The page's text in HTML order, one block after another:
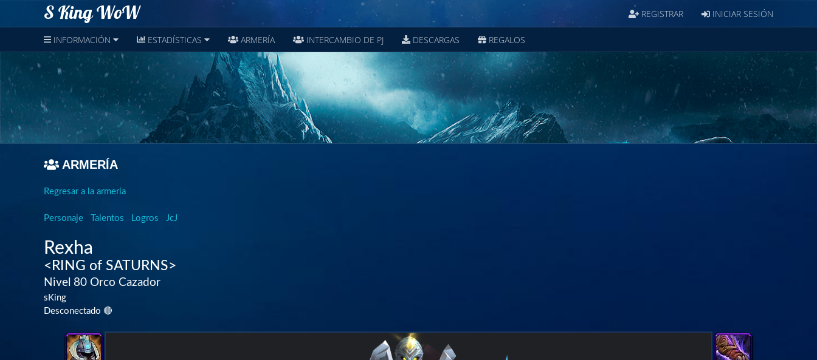
S King WoW REGISTRAR INICIAR SESIÓN
INFORMACIÓN ESTADÍSTICAS ARMERÍA INTERCAMBIO DE PJ DESCARGAS REGALOS
ARMERÍA